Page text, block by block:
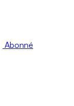
Abonné